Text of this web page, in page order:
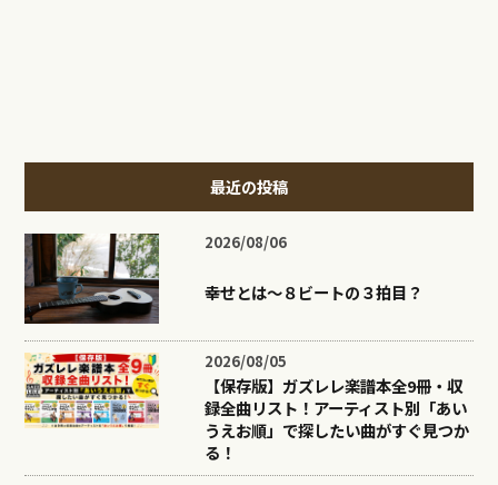
最近の投稿
2026/08/06
幸せとは〜８ビートの３拍目？
2026/08/05
【保存版】ガズレレ楽譜本全9冊・収
録全曲リスト！アーティスト別「あい
うえお順」で探したい曲がすぐ見つか
る！